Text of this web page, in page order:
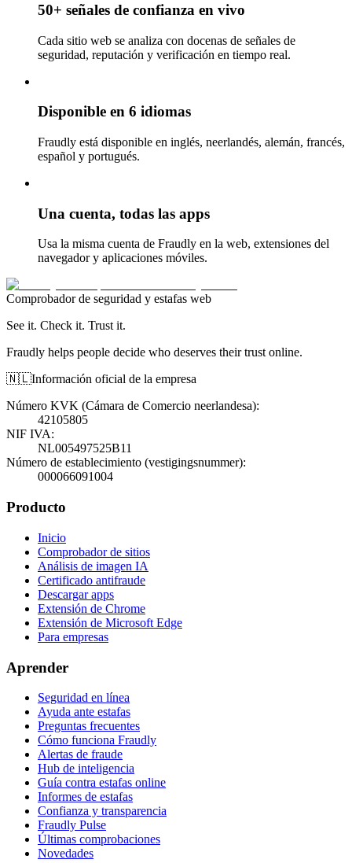
50+ señales de confianza en vivo
Cada sitio web se analiza con docenas de señales de
seguridad, reputación y verificación en tiempo real.
Disponible en 6 idiomas
Fraudly está disponible en inglés, neerlandés, alemán, francés,
español y portugués.
Una cuenta, todas las apps
Usa la misma cuenta de Fraudly en la web, extensiones del
navegador y aplicaciones móviles.
Comprobador de seguridad y estafas web
See it. Check it. Trust it.
Fraudly helps people decide who deserves their trust online.
🇳🇱Información oficial de la empresa
Número KVK (Cámara de Comercio neerlandesa):
42105805
NIF IVA:
NL005497525B11
Número de establecimiento (vestigingsnummer):
000066091004
Producto
Inicio
Comprobador de sitios
Análisis de imagen IA
Certificado antifraude
Descargar apps
Extensión de Chrome
Extensión de Microsoft Edge
Para empresas
Aprender
Seguridad en línea
Ayuda ante estafas
Preguntas frecuentes
Cómo funciona Fraudly
Alertas de fraude
Hub de inteligencia
Guía contra estafas online
Informes de estafas
Confianza y transparencia
Fraudly Pulse
Últimas comprobaciones
Novedades